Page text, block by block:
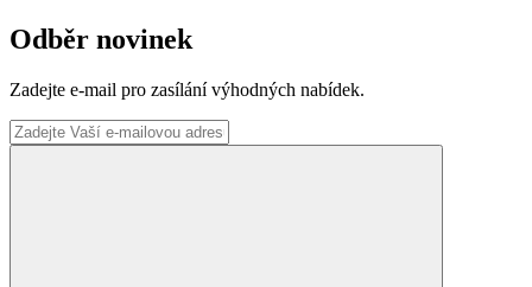
Odběr novinek
Zadejte e-mail pro zasílání výhodných nabídek.